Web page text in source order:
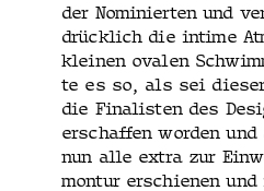
der Nominierten und
drück­lich die intime
kleinen ovalen
te es so, als sei
die Final­is­ten des
erschaf­fen wor­den
nun alle extra zur
mon­tur erschienen